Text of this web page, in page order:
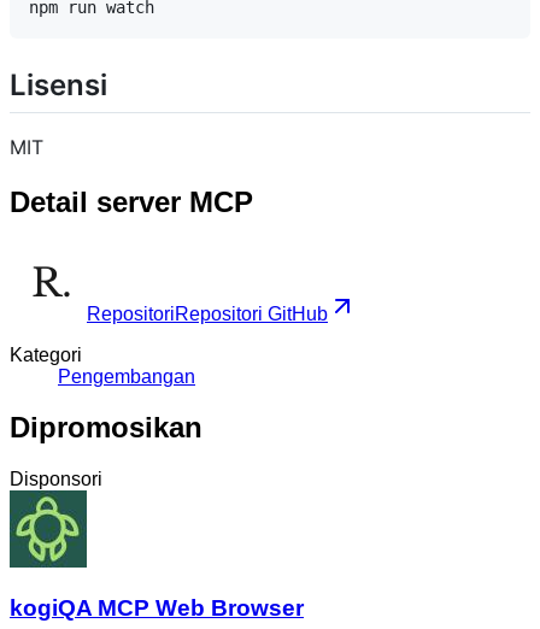
Lisensi
MIT
Detail server MCP
RepositoriRepositori GitHub
Kategori
Pengembangan
Dipromosikan
Disponsori
kogiQA MCP Web Browser